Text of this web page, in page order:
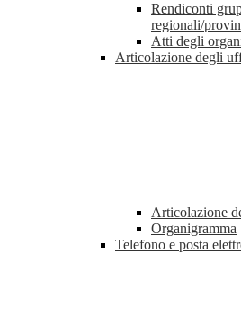
Rendiconti
regionali/
Atti degli
Articolazione degli
Articolazione
Organigramma
Telefono e posta